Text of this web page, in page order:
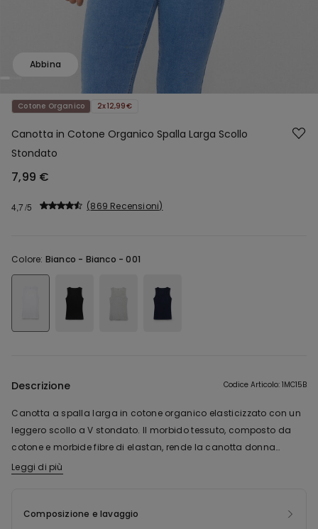
Abbina
Cotone Organico 2x12,99€
Canotta in Cotone Organico Spalla Larga Scollo
Stondato
7,99 €
4,7 869 Recensioni
Colore: Bianco - Bianco - 001
Descrizione Codice Articolo: 1MC15B
Canotta a spalla larga in cotone organico elasticizzato con un
leggero scollo a V stondato. Il morbido tessuto, composto da
cotone e morbide fibre di elastan, rende la canotta donna
spalla larga ideale per unire praticità e stile.
La fibra del tessuto di questo capo è realizzata in cotone
assicurano un minor utilizzo di acqua per la coltivazione,
Leggi di più
Composizione e lavaggio